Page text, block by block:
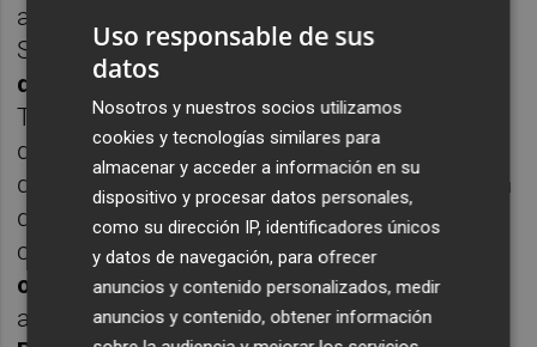
autobuses entraron en una Avenida de
Suecia con un gran ambiente. Los
del Doblete de 2004
Triplete tras incluir la Supercopa de Europa
de la temporada siguiente- fueron bajando
del autobús y manteniendo su primera toma
de contacto con el césped. En algunos
casos, comoAlbelda, Marchena, Cañizares
o Palop, repitieron la experiencia vivida en el
año del Centenario. En otros, como el de
Uso responsable de sus
datos
Nosotros y nuestros socios utilizamos
cookies y tecnologías similares para
almacenar y acceder a información en su
dispositivo y procesar datos personales,
como su dirección IP, identificadores únicos
y datos de navegación, para ofrecer
anuncios y contenido personalizados, medir
anuncios y contenido, obtener información